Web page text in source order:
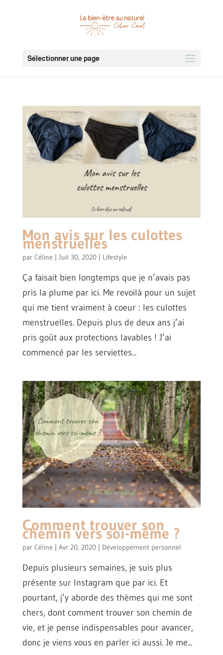
Sélectionner une page
Mon avis sur les culottes
menstruelles
par Céline | Juil 30, 2020| Lifestyle
Ça faisait bien longtemps que je n’avais pas
pris la plume par ici. Me revoilà pour un sujet
qui me tient vraiment à coeur : les culottes
menstruelles. Depuis plus de deux ans j’ai
pris goût aux protections lavables ! J’ai
commencé par les serviettes...
Comment trouver son
chemin vers soi-même ?
par Céline Avr 20, 2020| Développement personnel
Depuis plusieurs semaines, je suis plus
présente sur Instagram que par ici. Et
pourtant, j’y aborde des thèmes qui me sont
chers, dont comment trouver son chemin de
vie, et je pense indispensables pour avancer,
donc je viens vous en parler ici aussi. Je me...